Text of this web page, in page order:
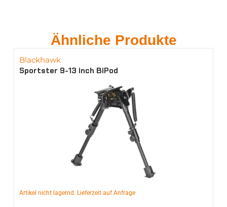
Ähnliche Produkte
Blackhawk
Sportster 9-13 inch BiPod
Artikel nicht lagernd. Lieferzeit auf Anfrage